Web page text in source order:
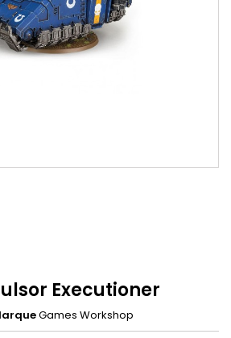
Executioner
Games Workshop